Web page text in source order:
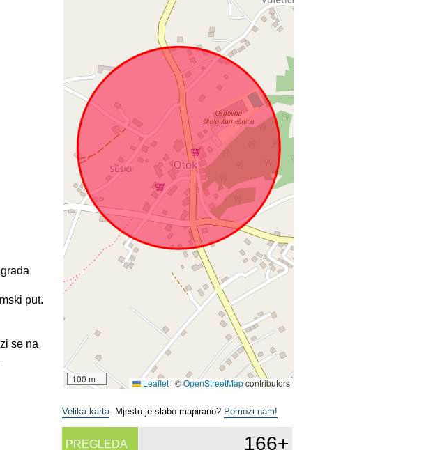
put.
se na
100 m Leaflet | ©OpenStreetMapcontributors
Velika karta. Mjesto je slabo mapirano? Pomozi nam!
PREGLEDA 166+